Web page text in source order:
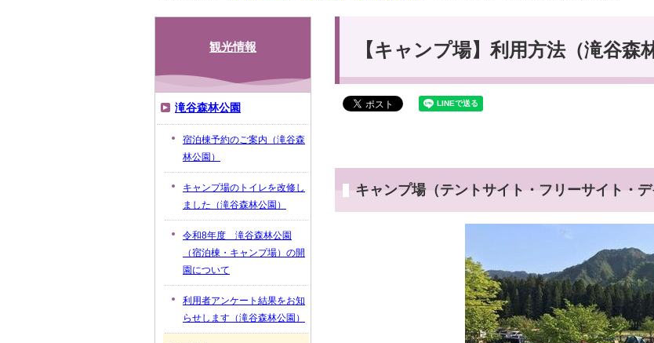
【キャンプ場】利用方法（滝谷森
キャンプ場（テントサイト・フリーサイト・
観光情報
滝谷森林公園
宿泊棟予約のご案内（滝谷森
林公園）
キャンプ場のトイレを改修し
ました（滝谷森林公園）
令和8年度 滝谷森林公園
（宿泊棟・キャンプ場）の開
園について
利用者アンケート結果をお知
らせします（滝谷森林公園）